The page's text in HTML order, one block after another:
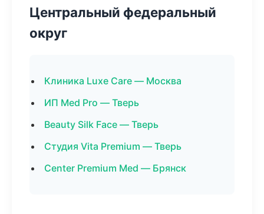
Центральный федеральный
округ
Клиника Luxe Care — Москва
ИП Med Pro — Тверь
Beauty Silk Face — Тверь
Студия Vita Premium — Тверь
Center Premium Med — Брянск